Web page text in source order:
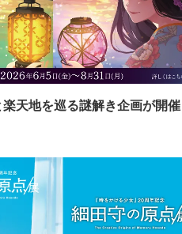
天地を巡る謎解き企画が開催